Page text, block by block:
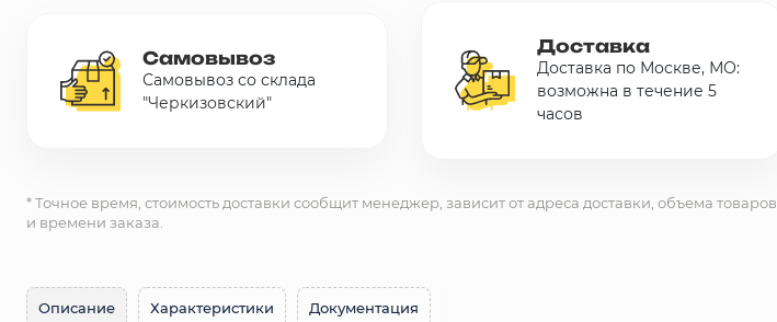
Самовывоз
Самовывоз со склада
"Черкизовский"
Доставка
Доставка по Москве, МО:
возможна в течение 5
часов
* Точное время, стоимость доставки сообщит менеджер, зависит от адреса доставки, объема товаров
и времени заказа.
Описание Характеристики Документация